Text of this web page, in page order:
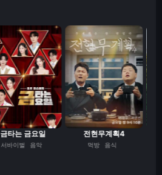
금타는 금요일
서바이벌 음악
전현무계획4
먹방 음식